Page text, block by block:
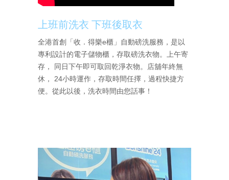
上班前洗衣 下班後取衣
全港首創「收．得樂e櫃」自動磅洗服務，是以
專利設計的電子儲物櫃，存取磅洗衣物。上午寄
存， 同日下午即可取回乾淨衣物。店舖年終無
休， 24小時運作，存取時間任擇，過程快捷方
便。從此以後，洗衣時間由您話事！